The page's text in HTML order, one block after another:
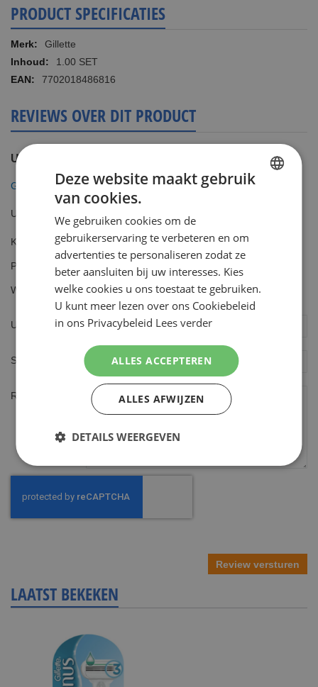
PRODUCT SPECIFICATIES
Meer
informatie
Gillette
1.00 SET
7702018486816
REVIEWS OVER DIT PRODUCT
U plaatst een review over:
Gillette Venus Smooth Sensitive Apparaat incl 1 Mesje
Uw waardering
Kwaliteit
1
star
2
stars
3
stars
4
stars
5
stars
Prijs
1
star
2
stars
3
stars
4
stars
5
stars
Waarde
1
star
2
stars
3
stars
4
stars
5
stars
Uw naam
Samenvatting
Review
Review versturen
LAATST BEKEKEN
Deze website maakt gebruik
van cookies.
We gebruiken cookies om de
gebruikerservaring te verbeteren en om
advertenties te personaliseren zodat ze
beter aansluiten bij uw interesses. Kies
welke cookies u ons toestaat te gebruiken.
U kunt meer lezen over ons Cookiebeleid
in ons Privacybeleid Lees verder
ALLES ACCEPTEREN
ALLES AFWIJZEN
DETAILS WEERGEVEN